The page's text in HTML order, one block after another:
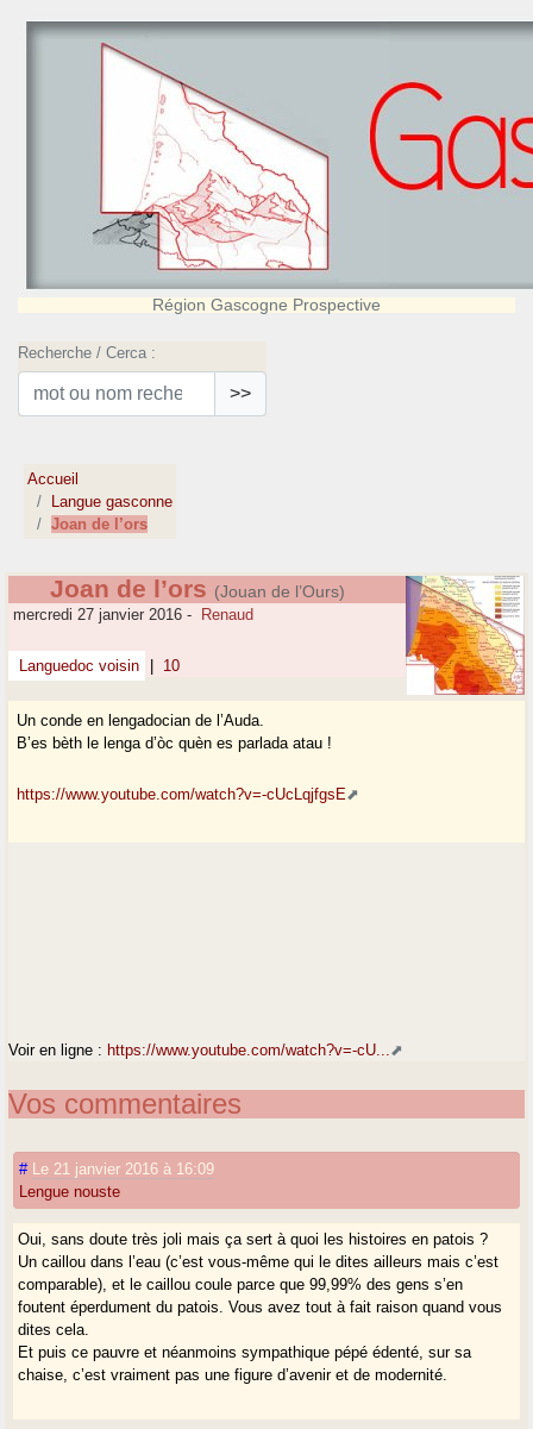
Région Gascogne Prospective
Recherche / Cerca :
>>
Accueil
Langue gasconne
Joan de l’ors
Joan de l’ors (Jouan de l’Ours)
mercredi 27 janvier 2016 - Renaud
Languedoc voisin 10
Un conde en lengadocian de l’Auda.
B’es bèth le lenga d’òc quèn es parlada atau !
https://www.youtube.com/watch?v=-cUcLqjfgsE
Voir en ligne : https://www.youtube.com/watch?v=-cU...
Vos commentaires
#
Le 21 janvier 2016 à 16:09
Lengue nouste
Oui, sans doute très joli mais ça sert à quoi les histoires en patois ?
Un caillou dans l’eau (c’est vous-même qui le dites ailleurs mais c’est
comparable), et le caillou coule parce que 99,99% des gens s’en
foutent éperdument du patois. Vous avez tout à fait raison quand vous
dites cela.
Et puis ce pauvre et néanmoins sympathique pépé édenté, sur sa
chaise, c’est vraiment pas une figure d’avenir et de modernité.